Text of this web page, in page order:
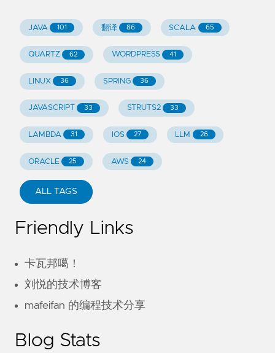
JAVA 101 翻译 86 SCALA 65
QUARTZ 62 WORDPRESS 41
LINUX 36 SPRING 36
JAVASCRIPT 33 STRUTS2 33
LAMBDA 31 IOS 27 LLM 26
ORACLE 25 AWS 24
ALL TAGS
Friendly Links
卡瓦邦噶！
刘悦的技术博客
mafeifan 的编程技术分享
Blog Stats